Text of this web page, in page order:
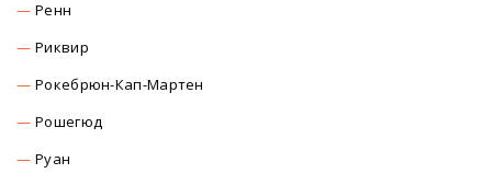
Ренн
Риквир
Рокебрюн-Кап-Мартен
Рошегюд
Руан